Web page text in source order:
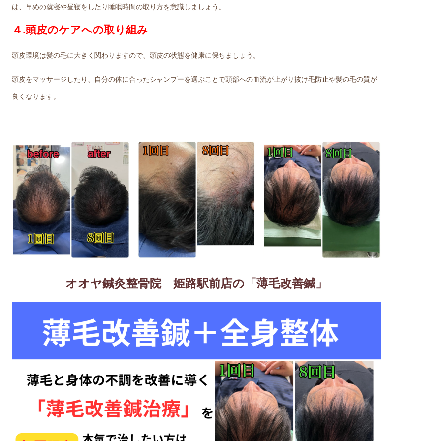
は、早めの就寝や昼寝をしたり睡眠時間の取り方を意識しましょう。
４.頭皮のケアへの取り組み
頭皮環境は髪の毛に大きく関わりますので、頭皮の状態を健康に保ちましょう。
頭皮をマッサージしたり、自分の体に合ったシャンプーを選ぶことで頭部への血流が上がり抜け毛防止や髪の毛の質が
良くなります。
オオヤ鍼灸整骨院 姫路駅前店の「薄毛改善鍼」